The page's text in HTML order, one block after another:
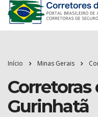
Início Minas Gerais
Corretoras
Gurinhatã